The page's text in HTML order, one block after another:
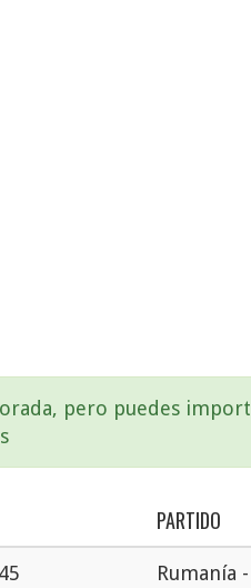
pero puedes
PARTIDO
Rumanía